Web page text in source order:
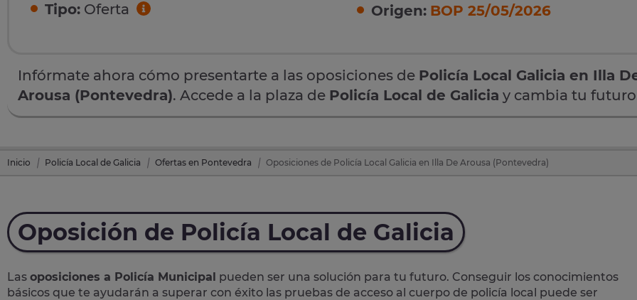
Tipo: Oferta Origen: BOP 25/05/2026
Infórmate ahora cómo presentarte a las oposiciones de Policía Local Galicia en Illa
Arousa (Pontevedra). Accede a la plaza de Policía Local de Galicia y cambia tu
Inicio Policía Local de Galicia Ofertas en Pontevedra Oposiciones de Policía Local Galicia en Illa De Arousa (Pontevedra)
Oposición de Policía Local de Galicia
Las oposiciones a Policía Municipal pueden ser una solución para tu futuro. Conseguir los conocimientos
básicos que te ayudarán a superar con éxito las pruebas de acceso al cuerpo de policía local puede ser